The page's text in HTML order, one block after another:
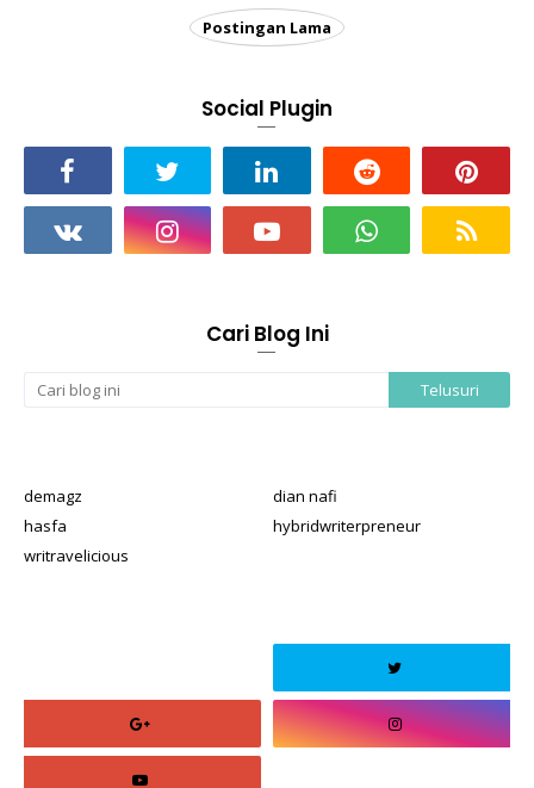
Postingan Lama
Social Plugin
Cari Blog Ini
demagz
dian nafi
hasfa
hybridwriterpreneur
writravelicious